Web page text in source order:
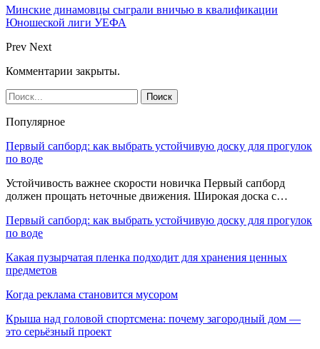
Минские динамовцы сыграли вничью в квалификации
Юношеской лиги УЕФА
Prev Next
Комментарии закрыты.
Популярное
Первый сапборд: как выбрать устойчивую доску для прогулок
по воде
Устойчивость важнее скорости новичка Первый сапборд
должен прощать неточные движения. Широкая доска с…
Первый сапборд: как выбрать устойчивую доску для прогулок
по воде
Какая пузырчатая пленка подходит для хранения ценных
предметов
Когда реклама становится мусором
Крыша над головой спортсмена: почему загородный дом —
это серьёзный проект